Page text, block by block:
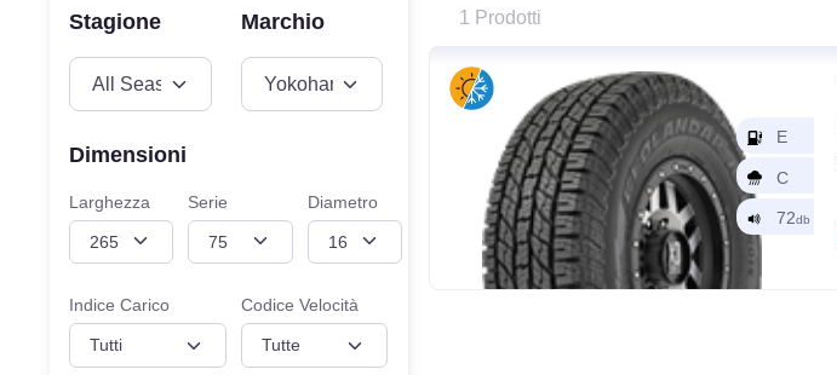
MISURE
Stagione Marchio
Dimensioni
Larghezza Serie Diametro
Indice Carico Codice Velocità
1 Prodotti